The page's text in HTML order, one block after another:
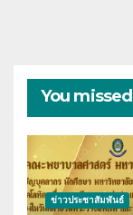
You missed
ข่าวประชาสัมพันธ์